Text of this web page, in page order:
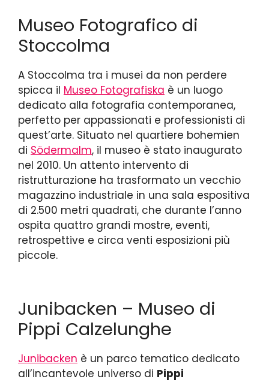
Museo Fotografico di
Stoccolma
A Stoccolma tra i musei da non perdere
spicca il Museo Fotografiska è un luogo
dedicato alla fotografia contemporanea,
perfetto per appassionati e professionisti di
quest’arte. Situato nel quartiere bohemien
di Södermalm, il museo è stato inaugurato
nel 2010. Un attento intervento di
ristrutturazione ha trasformato un vecchio
magazzino industriale in una sala espositiva
di 2.500 metri quadrati, che durante l’anno
ospita quattro grandi mostre, eventi,
retrospettive e circa venti esposizioni più
piccole.
Junibacken – Museo di
Pippi Calzelunghe
Junibacken è un parco tematico dedicato
all’incantevole universo di Pippi